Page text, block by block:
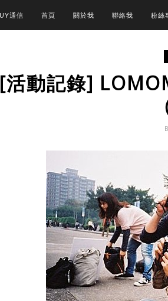
通信 首頁 關於我 聯絡我 粉絲
[活動記錄]